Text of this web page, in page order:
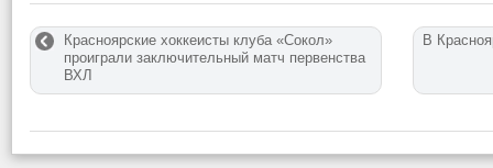
Красноярские хоккеисты клуба «Сокол»
проиграли заключительный матч первенства
ВХЛ
В